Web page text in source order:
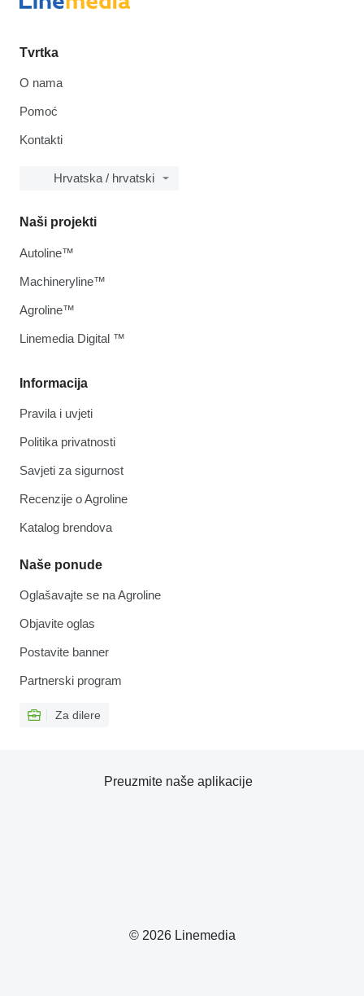
Tvrtka
O nama
Pomoć
Kontakti
Hrvatska / hrvatski
Informacija
Pravila i uvjeti
Politika privatnosti
Savjeti za sigurnost
Recenzije o Agroline
Katalog brendova
Naše ponude
Oglašavajte se na Agroline
Objavite oglas
Postavite banner
Partnerski program
Za dilere
Naši projekti
Autoline™
Machineryline™
Agroline™
Linemedia Digital ™
© 2026 Linemedia
Preuzmite naše aplikacije